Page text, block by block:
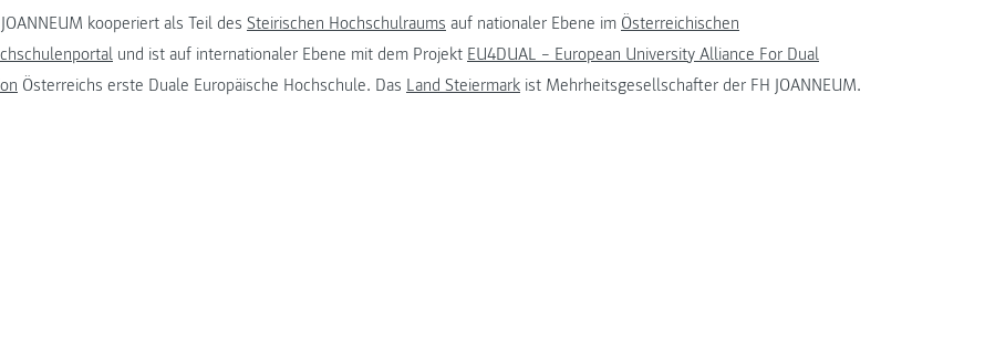
kooperiert als Teil des Steirischen Hochschulraums auf nationaler Ebene im Österreichischen
und ist auf internationaler Ebene mit dem Projekt EU4DUAL – European University Alliance For Dual
Österreichs erste Duale Europäische Hochschule. Das Land Steiermark ist Mehrheitsgesellschafter der FH JOANNEUM.